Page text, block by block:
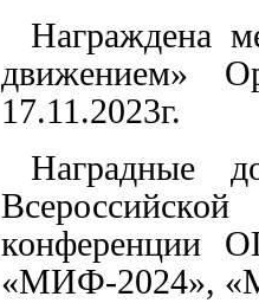
Награждена
движением»
17.11.2023г.
Наградные
конференции
«МИФ-2024»,